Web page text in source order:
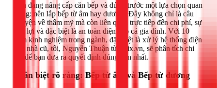
Bạn đang nâng cấp căn bếp và đứng trước một lựa chọn quan
trọng: nên lắp bếp từ âm hay dương? Đây không chỉ là câu
chuyện về thẩm mỹ mà còn liên quan trực tiếp đến chi phí, sự
tiện lợi và đặc biệt là an toàn điện cho cả gia đình. Với 10
năm kinh nghiệm trong ngành, đặc biệt là xử lý hệ thống điện
cho nhà cũ, tôi, Nguyễn Thuận từ 1Fix.vn, sẽ phân tích chi
tiết để bạn đưa ra quyết định đúng đắn nhất.
Phân biệt rõ ràng: Bếp từ âm và Bếp từ dương